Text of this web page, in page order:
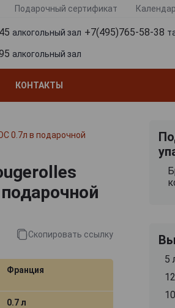
Подарочный сертификат
алкогольный зал +7(495)765-58-38
алкогольный зал
КОНТАКТЫ
0.7л в подарочной
Скопировать ссылку
Франция
0.7 л
5